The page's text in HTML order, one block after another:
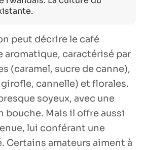
peut décrire le café
aromatique, caractérisé par
(caramel, sucre de canne),
cannelle) et florales.
soyeux, avec une
bouche. Mais il offre aussi
lui conférant une
Certains amateurs aiment à